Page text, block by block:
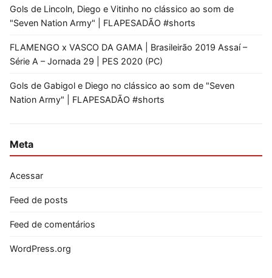
Gols de Lincoln, Diego e Vitinho no clássico ao som de
"Seven Nation Army" | FLAPESADÃO #shorts
FLAMENGO x VASCO DA GAMA | Brasileirão 2019 Assaí –
Série A – Jornada 29 | PES 2020 (PC)
Gols de Gabigol e Diego no clássico ao som de "Seven
Nation Army" | FLAPESADÃO #shorts
Meta
Acessar
Feed de posts
Feed de comentários
WordPress.org